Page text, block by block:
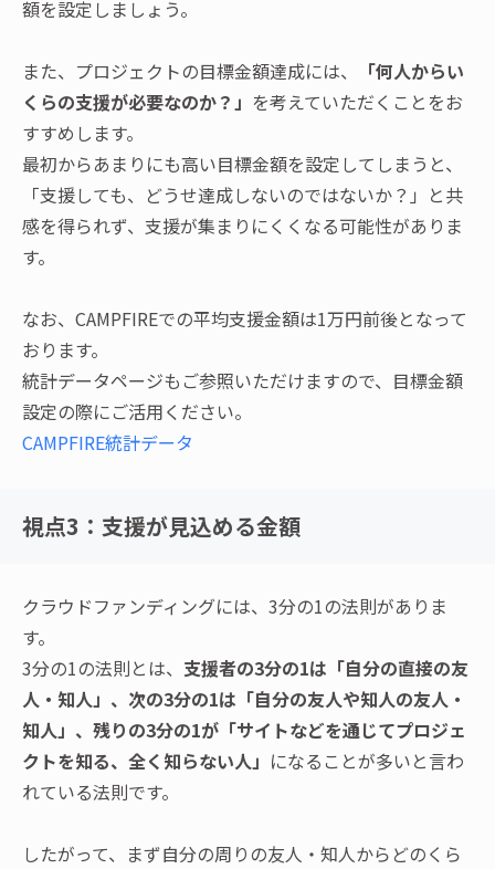
額を設定しましょう。
また、プロジェクトの目標金額達成には、
「何人からい
くらの支援が必要なのか？」 を考えていただくことをお
すすめします。
最初からあまりにも高い目標金額を設定してしまうと、
「支援しても、どうせ達成しないのではないか？」と共
感を得られず、支援が集まりにくくなる可能性がありま
す。
なお、CAMPFIREでの平均支援金額は1万円前後となって
おります。
統計データページもご参照いただけますので、目標金額
設定の際にご活用ください。
CAMPFIRE統計データ
視点3：支援が見込める金額
クラウドファンディングには、3分の1の法則がありま
す。
3分の1の法則とは、 支援者の3分の1は「自分の直接の友
人・知人」、次の3分の1は「自分の友人や知人の友人・
知人」、残りの3分の1が「サイトなどを通じてプロジェ
クトを知る、全く知らない人」 になることが多いと言わ
れている法則です。
したがって、まず自分の周りの友人・知人からどのくら